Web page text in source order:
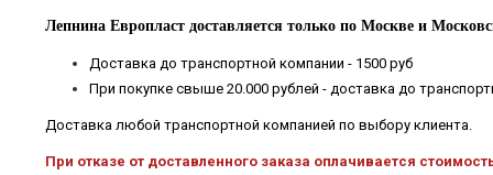
Лепнина Европласт доставляется только по Москве и
Доставка до транспортной компании - 1500 руб
При покупке свыше 20.000 рублей - доставка до
Доставка любой транспортной компанией по выбору клиента.
При отказе от доставленного заказа оплачивается